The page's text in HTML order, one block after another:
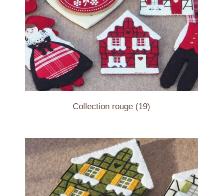
Collection rouge (19)